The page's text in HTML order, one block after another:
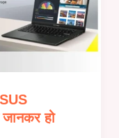
हो